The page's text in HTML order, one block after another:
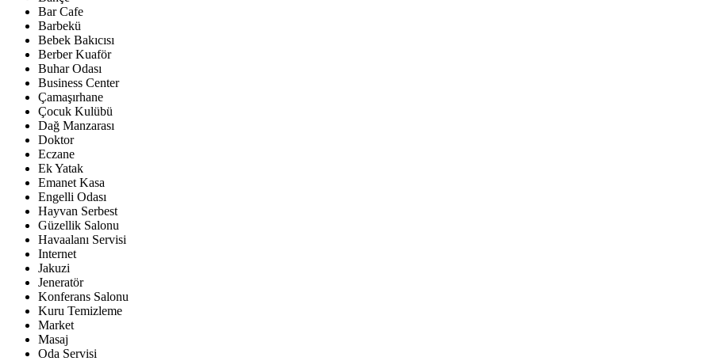
Bar Cafe
Barbekü
Bebek Bakıcısı
Berber Kuaför
Buhar Odası
Business Center
Çamaşırhane
Çocuk Kulübü
Dağ Manzarası
Doktor
Eczane
Ek Yatak
Emanet Kasa
Engelli Odası
Hayvan Serbest
Güzellik Salonu
Havaalanı Servisi
Internet
Jakuzi
Jeneratör
Konferans Salonu
Kuru Temizleme
Market
Masaj
Oda Servisi